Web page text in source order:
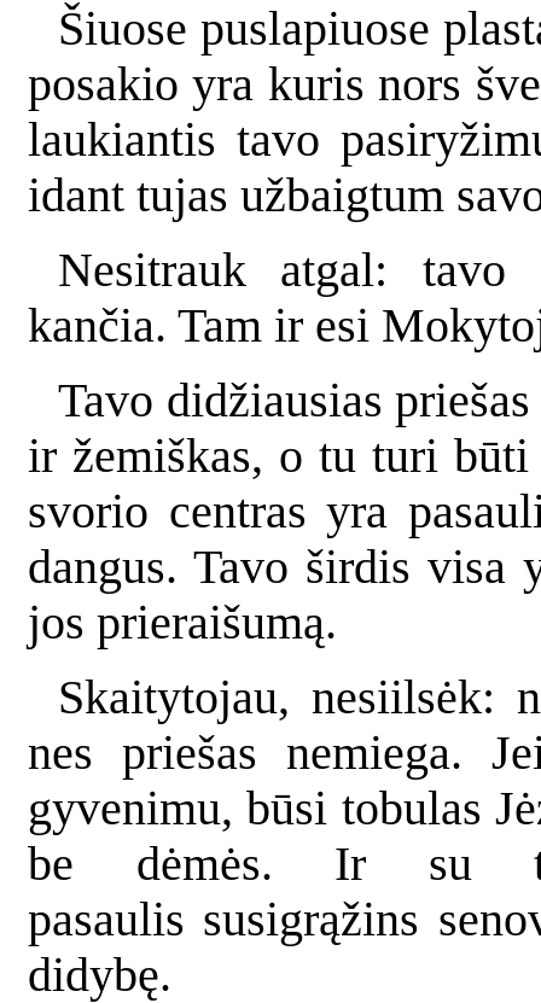
Šiuose puslapiuose
posakio yra kuris nors
laukiantis tavo
idant tujas užbaigtum
Nesitrauk atgal: tavo
kančia. Tam ir esi
Tavo didžiausias
ir žemiškas, o tu turi
svorio centras yra
dangus. Tavo širdis
jos prieraišumą.
Skaitytojau, nesiilsėk:
nes priešas nemiega.
gyvenimu, būsi tobulas
be dėmės. Ir su
pasaulis susigrąžins
didybę.